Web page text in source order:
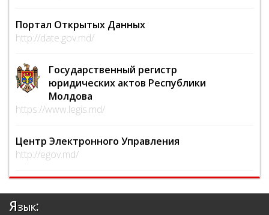
Портал Открытых Данных
http://date.gov.md/
Государственный регистр
юридических актов Республики
Молдова
https://www.legis.md/
Центр Электронного Управления
http://egov.md/
Язык: